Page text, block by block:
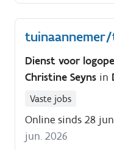
zijn wij op zoek naar
je collega zal je
groen en het snoeien
schilderwerken en
je deeltijds, in uren
Dienst voor
Christine Seyns in
Vaste jobs
Online sinds 28
jun. 2026